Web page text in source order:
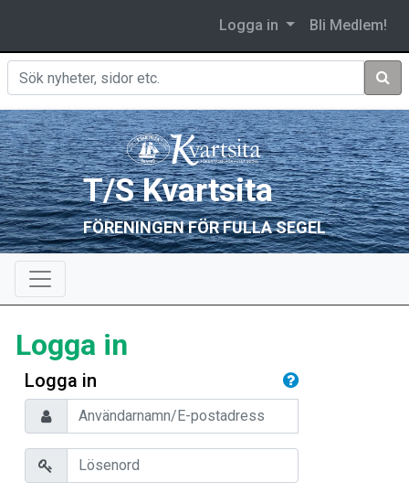
Logga in Bli Medlem!
Sök
T/S Kvartsita
FÖRENINGEN FÖR FULLA SEGEL
Logga in
Logga in
Användarnamn/E-postadress
Lösenord